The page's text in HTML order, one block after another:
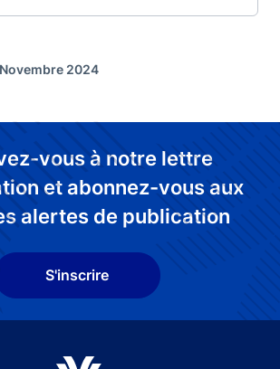
2024
vous à notre lettre
et abonnez-vous aux
alertes de publication
S'inscrire